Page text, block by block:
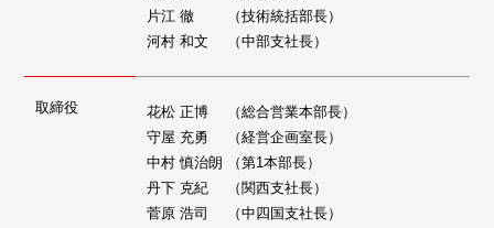
片江 徹 （技術統括部長）
河村 和文 （中部支社長）
取締役
花松 正博 （総合営業本部長）
守屋 充勇 （経営企画室長）
中村 慎治朗 （第1本部長）
丹下 克紀 （関西支社長）
菅原 浩司 （中四国支社長）